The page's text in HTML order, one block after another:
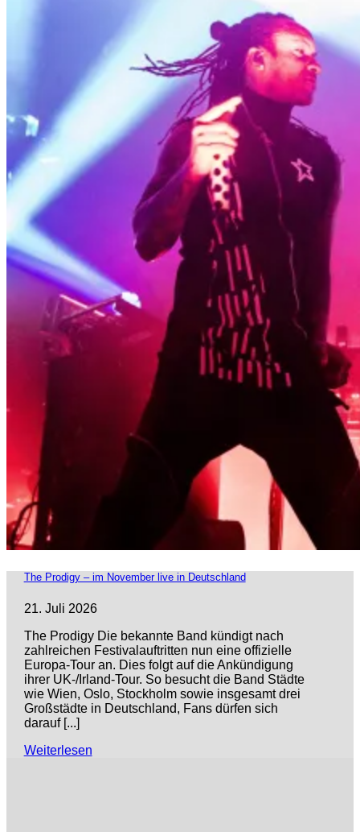
The Prodigy – im November live in Deutschland
21. Juli 2026
The Prodigy Die bekannte Band kündigt nach
zahlreichen Festivalauftritten nun eine offizielle
Europa-Tour an. Dies folgt auf die Ankündigung
ihrer UK-/Irland-Tour. So besucht die Band Städte
wie Wien, Oslo, Stockholm sowie insgesamt drei
Großstädte in Deutschland, Fans dürfen sich
darauf [...]
Weiterlesen